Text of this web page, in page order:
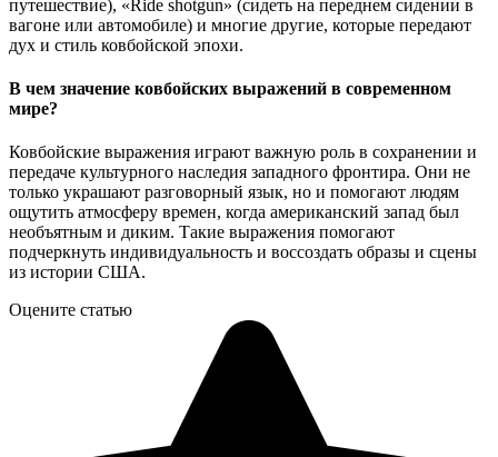
путешествие), «Ride shotgun» (сидеть на переднем сидении в
вагоне или автомобиле) и многие другие, которые передают
дух и стиль ковбойской эпохи.
В чем значение ковбойских выражений в современном
мире?
Ковбойские выражения играют важную роль в сохранении и
передаче культурного наследия западного фронтира. Они не
только украшают разговорный язык, но и помогают людям
ощутить атмосферу времен, когда американский запад был
необъятным и диким. Такие выражения помогают
подчеркнуть индивидуальность и воссоздать образы и сцены
из истории США.
Оцените статью